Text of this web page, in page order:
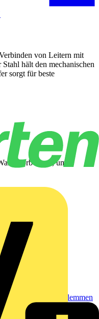
von Leitern mit
hält den mechanischen
sorgt für beste
legen, um
Reihenklemmen